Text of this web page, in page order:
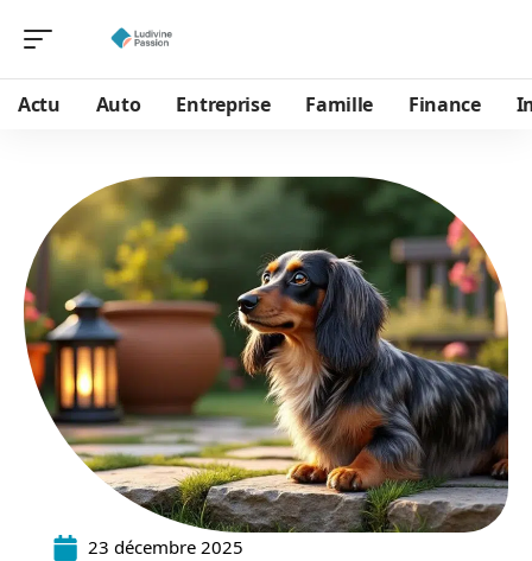
Actu Auto Entreprise Famille Finance
23 décembre 2025